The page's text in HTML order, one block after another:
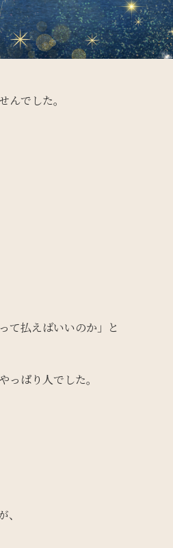
でした。
て払えばいいのか」と
ぱり人でした。